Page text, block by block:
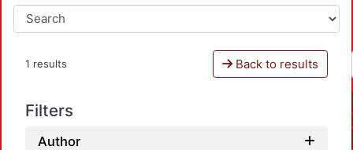
1 results Back to results
Filters
Author